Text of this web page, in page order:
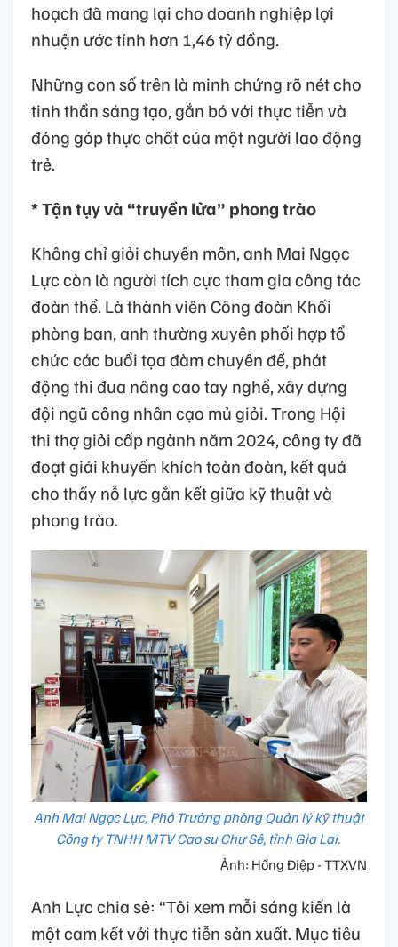
hoạch đã mang lại cho doanh nghiệp lợi
nhuận ước tính hơn 1,46 tỷ đồng.
Những con số trên là minh chứng rõ nét cho
tinh thần sáng tạo, gắn bó với thực tiễn và
đóng góp thực chất của một người lao động
trẻ.
* Tận tụy và “truyền lửa” phong trào
Không chỉ giỏi chuyên môn, anh Mai Ngọc
Lực còn là người tích cực tham gia công tác
đoàn thể. Là thành viên Công đoàn Khối
phòng ban, anh thường xuyên phối hợp tổ
chức các buổi tọa đàm chuyên đề, phát
động thi đua nâng cao tay nghề, xây dựng
đội ngũ công nhân cạo mủ giỏi. Trong Hội
thi thợ giỏi cấp ngành năm 2024, công ty đã
đoạt giải khuyến khích toàn đoàn, kết quả
cho thấy nỗ lực gắn kết giữa kỹ thuật và
phong trào.
Anh Mai Ngọc Lực, Phó Trưởng phòng Quản lý kỹ thuật
Công ty TNHH MTV Cao su Chư Sê, tỉnh Gia Lai.
Ảnh: Hồng Điệp - TTXVN
Anh Lực chia sẻ: “Tôi xem mỗi sáng kiến là
một cam kết với thực tiễn sản xuất. Mục tiêu